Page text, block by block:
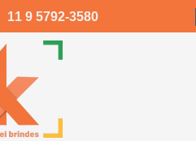
11 9 5792-3580